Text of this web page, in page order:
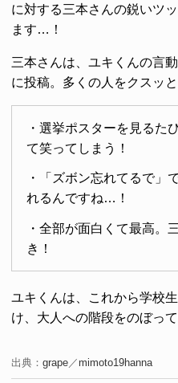
に対する三本さんの鋭いツ
ます…！
三本さんは、ユキくんの言
に投稿。多くの人をクスッと
・選挙ポスターを見るた
て笑ってしまう！
・「ズボン忘れてるで」
れるんですね…！
・全部が面白くて最高。
き！
ユキくんは、これから学校
け、大人への階段をのぼっ
出典： grape ／mimoto19hanna